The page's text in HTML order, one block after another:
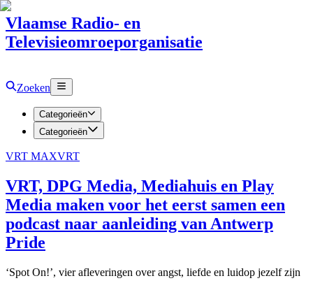
Vlaamse Radio- en
Televisieomroeporganisatie
Zoeken
Categorieën
Categorieën
VRT MAXVRT
VRT, DPG Media, Mediahuis en Play
Media maken voor het eerst samen een
podcast naar aanleiding van Antwerp
Pride
‘Spot On!’, vier afleveringen over angst, liefde en luidop jezelf zijn